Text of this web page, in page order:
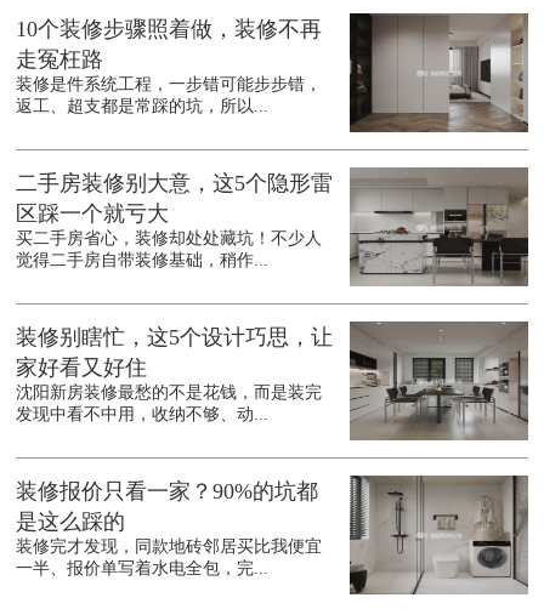
10个装修步骤照着做，装修不再
走冤枉路
装修是件系统工程，一步错可能步步错，
返工、超支都是常踩的坑，所以...
二手房装修别大意，这5个隐形雷
区踩一个就亏大
买二手房省心，装修却处处藏坑！不少人
觉得二手房自带装修基础，稍作...
装修别瞎忙，这5个设计巧思，让
家好看又好住
沈阳新房装修最愁的不是花钱，而是装完
发现中看不中用，收纳不够、动...
装修报价只看一家？90%的坑都
是这么踩的
装修完才发现，同款地砖邻居买比我便宜
一半、报价单写着水电全包，完...